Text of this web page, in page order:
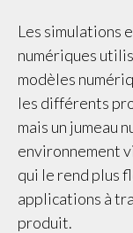
Les simulations
numériques
modèles
les différents
mais un jumeau
environnement
qui le rend plus
applications à
produit.